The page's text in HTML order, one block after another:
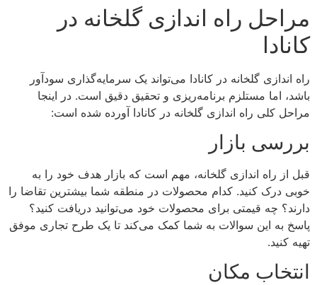
مراحل راه اندازی گلخانه در
کانادا
راه اندازی گلخانه در کانادا می‌تواند یک سرمایه‌گذاری سودآور
باشد، اما مستلزم برنامه‌ریزی و تحقیق دقیق است. در اینجا
مراحل کلی راه اندازی گلخانه در کانادا آورده شده است:
بررسی بازار
قبل از راه اندازی گلخانه، مهم است که بازار هدف خود را به
خوبی درک کنید. کدام محصولات در منطقه شما بیشترین تقاضا را
دارند؟ چه قیمتی برای محصولات خود می‌توانید دریافت کنید؟
پاسخ به این سوالات به شما کمک می‌کند تا یک طرح تجاری موفق
تهیه کنید.
انتخاب مکان